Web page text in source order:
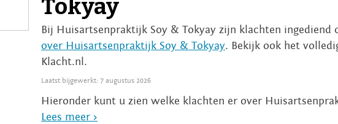
Tokyay
Bij Huisartsenpraktijk Soy & Tokyay zijn klachten ingediend
over Huisartsenpraktijk Soy & Tokyay. Bekijk ook het
Klacht.nl.
Laatst bijgewerkt: 7 augustus 2026
Hieronder kunt u zien welke klachten er over
Lees meer >